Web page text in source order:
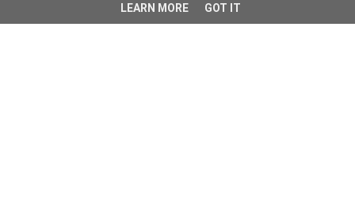
LEARN MORE GOT IT